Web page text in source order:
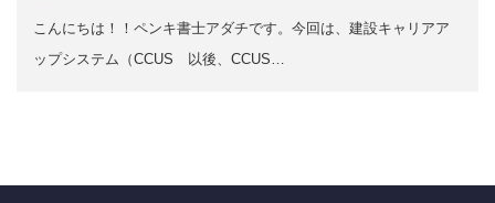
こんにちは！！ペンキ書士アダチです。今回は、建設キャリアア
ップシステム（CCUS 以後、CCUS…